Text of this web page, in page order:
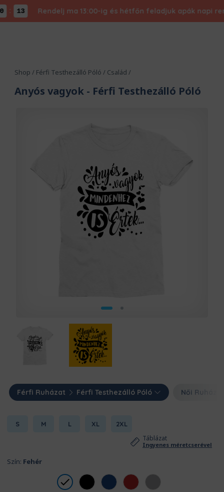
12 Rendelj ma 13:00-ig és hétfőn feladjuk apák napi
Shop / Férfi Testhezálló Póló / Család /
Anyós vagyok - Férfi Testhezálló Póló
Férfi Ruházat Férfi Testhezálló Póló Női Ruházat
S M L XL 2XL
Táblázat
Ingyenes méretcserével
Szín: Fehér